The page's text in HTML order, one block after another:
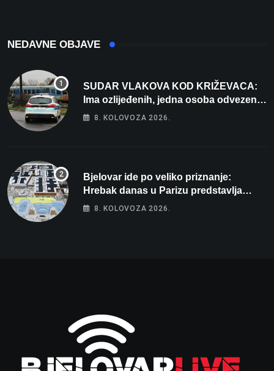
NEDAVNE OBJAVE
SUDAR VLAKOVA KOD KRIŽEVACA:
Ima ozlijeđenih, jedna osoba odvezena
helikopterom
8. KOLOVOZA 2026.
Bjelovar ide po veliko priznanje:
Hrebak danas u Parizu predstavlja
Wellovar za domaćina Europskog
8. KOLOVOZA 2026.